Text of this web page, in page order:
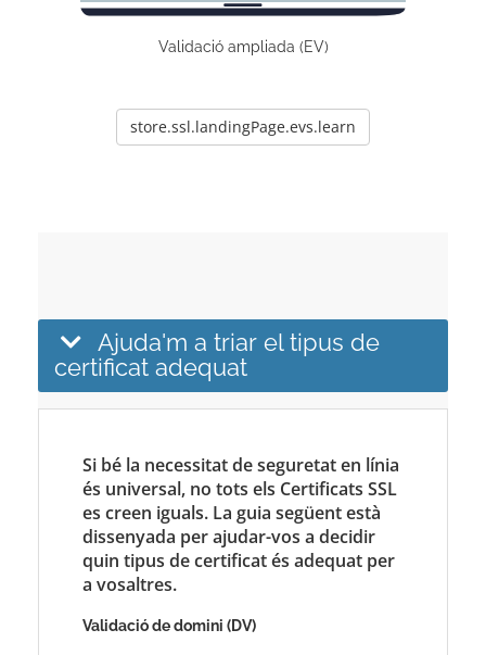
Validació ampliada (EV)
store.ssl.landingPage.evs.learn
Ajuda'm a triar el tipus de
certificat adequat
Si bé la necessitat de seguretat en línia
és universal, no tots els Certificats SSL
es creen iguals. La guia següent està
dissenyada per ajudar-vos a decidir
quin tipus de certificat és adequat per
a vosaltres.
Validació de domini (DV)